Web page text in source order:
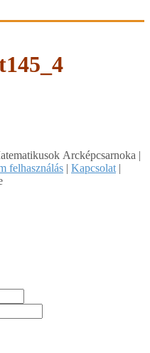
Arcképcsarnoka |
felhasználás | Kapcsolat |